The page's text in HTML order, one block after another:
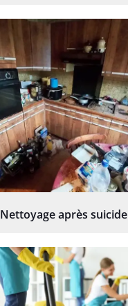
Nettoyage après suicide